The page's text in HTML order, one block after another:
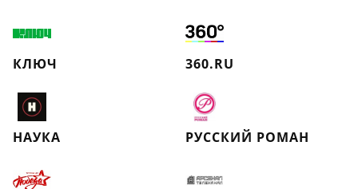
КЛЮЧ 360.RU
НАУКА РУССКИЙ РОМАН